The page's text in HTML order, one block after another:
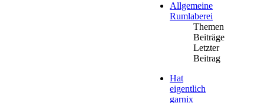
Allgemeine
Rumlaberei
Themen
Beiträge
Letzter
Beitrag
Hat
eigentlich
garnix